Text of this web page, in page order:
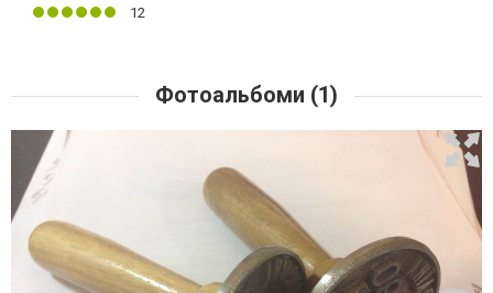
12
Фотоальбоми (1)